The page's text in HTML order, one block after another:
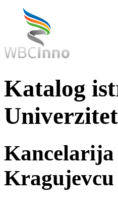
Katalog
Kancelarija
Kragujevcu